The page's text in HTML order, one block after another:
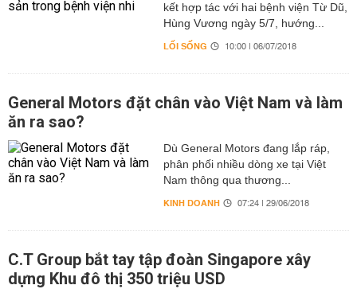
kết hợp tác với hai bệnh viện Từ Dũ,
Hùng Vương ngày 5/7, hướng...
LỐI SỐNG 10:00 | 06/07/2018
General Motors đặt chân vào Việt Nam và làm
ăn ra sao?
Dù General Motors đang lắp ráp,
phân phối nhiều dòng xe tại Việt
Nam thông qua thương...
KINH DOANH 07:24 | 29/06/2018
C.T Group bắt tay tập đoàn Singapore xây
dựng Khu đô thị 350 triệu USD